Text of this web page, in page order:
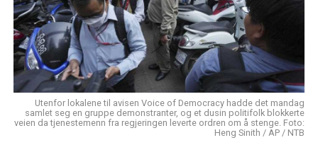
Utenfor lokalene til avisen Voice of Democracy hadde det mandag
samlet seg en gruppe demonstranter, og et dusin politifolk blokkerte
veien da tjenestemenn fra regjeringen leverte ordren om å stenge. Foto:
Heng Sinith / AP / NTB